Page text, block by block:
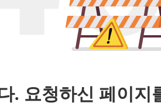
. 요청하신 페이지